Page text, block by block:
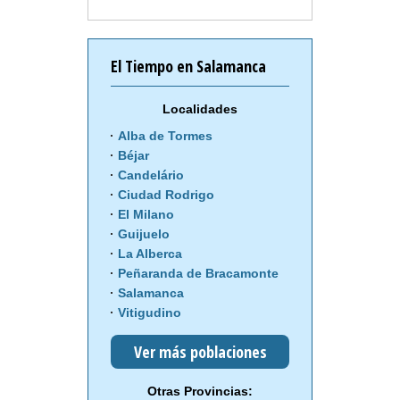
El Tiempo en Salamanca
Localidades
Alba de Tormes
Béjar
Candelário
Ciudad Rodrigo
El Milano
Guijuelo
La Alberca
Peñaranda de Bracamonte
Salamanca
Vitigudino
Ver más poblaciones
Otras Provincias: